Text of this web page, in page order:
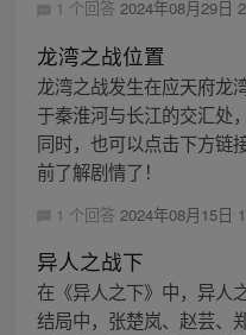
1 个回答 2024年08月29日
龙湾之战位置
龙湾之战发生在应天府龙
于秦淮河与长江的交汇处
同时，也可以点击下方链
前了解剧情了！
1 个回答 2024年08月15日
异人之战下
在《异人之下》中，异人
结局中，张楚岚、赵芸、